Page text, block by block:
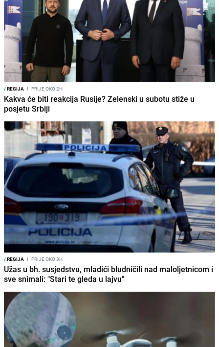
/REGIJA I PRIJE OKO 2H
Kakva će biti reakcija Rusije? Zelenski u subotu stiže u
posjetu Srbiji
/REGIJA I PRIJE OKO 3H
Užas u bh. susjedstvu, mladići bludničili nad maloljetnicom i
sve snimali: "Stari te gleda u lajvu"